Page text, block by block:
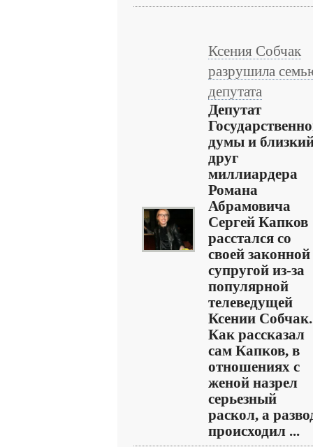
Ксения Собчак
разрушила
депутата
Депутат
думы и
друг
миллиардера
Романа
Абрамовича
Сергей Капков
расстался со
своей законной
супругой из-за
популярной
телеведущей
Ксении Собчак.
Как рассказал
сам Капков, в
отношениях с
женой назрел
серьезный
раскол, а
происходил ...